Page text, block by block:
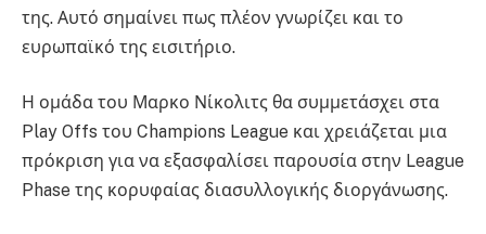
της. Αυτό σημαίνει πως πλέον γνωρίζει και το
ευρωπαϊκό της εισιτήριο.
Η ομάδα του Μαρκο Νίκολιτς θα συμμετάσχει στα
Play Offs του Champions League και χρειάζεται μια
πρόκριση για να εξασφαλίσει παρουσία στην League
Phase της κορυφαίας διασυλλογικής διοργάνωσης.